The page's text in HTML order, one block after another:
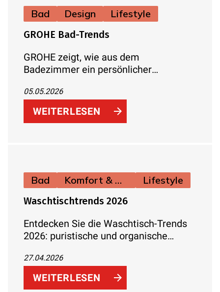
Bad Design Lifestyle
GROHE Bad-Trends
GROHE zeigt, wie aus dem
Badezimmer ein persönlicher
stellen Harmonie, Individualität und
sinnliches Erleben in den Mittelpunkt –
von samtigen Oberflächen über
05.05.2026
WEITERLESEN
Bad Komfort & Hygiene Lifestyle
Waschtischtrends 2026
Entdecken Sie die Waschtisch-Trends
2026: puristische und organische
Stauraum und passende Armaturen für
ein stilvolles, funktionales Bad.
27.04.2026
WEITERLESEN